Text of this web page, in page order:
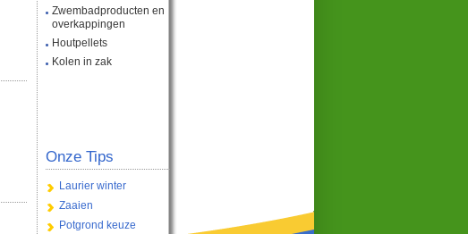
Zwembadproducten en
overkappingen
Houtpellets
Kolen in zak
Onze Tips
Laurier winter
Zaaien
Potgrond keuze